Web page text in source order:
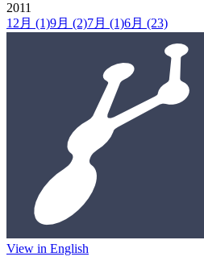
2011
12月 (1)9月 (2)7月 (1)6月 (23)
View in English